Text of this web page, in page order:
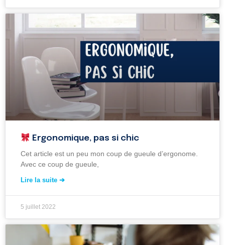
Ergonomique, pas si chic
Cet article est un peu mon coup de gueule d’ergonome.
Avec ce coup de gueule,
Lire la suite ➔
5 juillet 2022